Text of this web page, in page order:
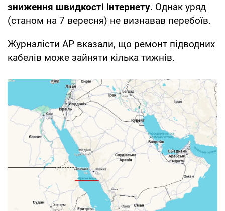
зниження швидкості інтернету. Однак уряд
(станом на 7 вересня) не визнавав перебоїв.
Журналісти АР вказали, що ремонт підводних
кабелів може зайняти кілька тижнів.